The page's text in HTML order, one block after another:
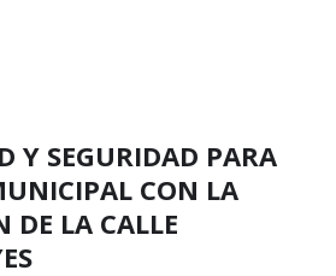
Y SEGURIDAD PARA
CON LA
DE LA CALLE